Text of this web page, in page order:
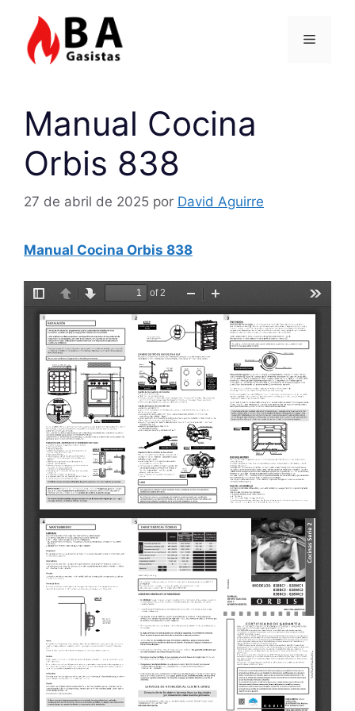
contenido
Menú
Manual Cocina
Orbis 838
27 de abril de 2025 por David Aguirre
Manual Cocina Orbis 838